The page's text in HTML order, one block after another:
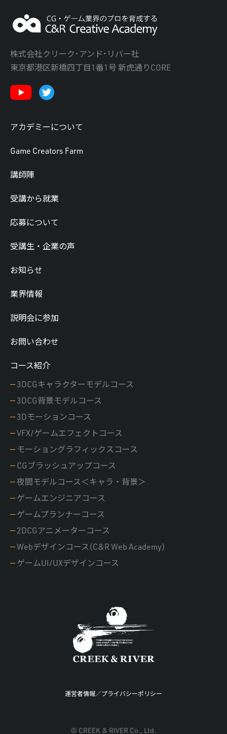
株式会社クリーク･アンド･リバー社
東京都港区新橋四丁目1番1号 新虎通りCORE
アカデミーについて
Game Creators Farm
講師陣
受講から就業
応募について
受講生・企業の声
お知らせ
業界情報
説明会に参加
お問い合わせ
コース紹介
3DCGキャラクターモデルコース
3DCG背景モデルコース
3Dモーションコース
VFX/ゲームエフェクトコース
モーショングラフィックスコース
CGブラッシュアップコース
夜間モデルコース＜キャラ・背景＞
ゲームエンジニアコース
ゲームプランナーコース
2DCGアニメーターコース
Webデザインコース(C&R Web Academy)
ゲームUI/UXデザインコース
運営者情報／プライバシーポリシー
© CREEK & RIVER Co., Ltd.